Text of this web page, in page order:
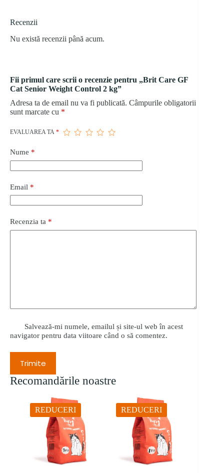
Recenzii
Nu există recenzii până acum.
Fii primul care scrii o recenzie pentru „Brit Care GF
Cat Senior Weight Control 2 kg”
Adresa ta de email nu va fi publicată. Câmpurile obligatorii
sunt marcate cu *
EVALUAREA TA *
Nume *
Email *
Recenzia ta *
Salvează-mi numele, emailul și site-ul web în acest
navigator pentru data viitoare când o să comentez.
Trimite
Recomandările noastre
REDUCERI REDUCERI